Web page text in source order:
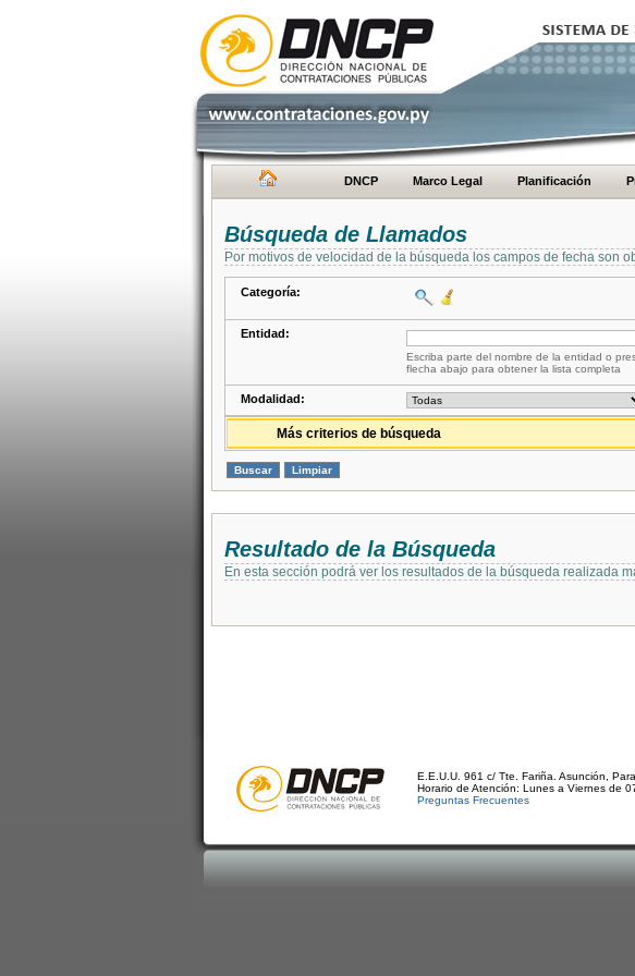
DNCP Marco Legal Planificación
Búsqueda de Llamados
Por motivos de velocidad de la búsqueda los campos de fecha son
Categoría:
Entidad:
Escriba parte del nombre de la entidad o
flecha abajo para obtener la lista completa
Modalidad:
Más criterios de búsqueda
Resultado de la Búsqueda
En esta sección podrá ver los resultados de la búsqueda realizada
E.E.U.U. 961 c/ Tte. Fariña. Asunción,
Horario de Atención: Lunes a Viernes de
Preguntas Frecuentes